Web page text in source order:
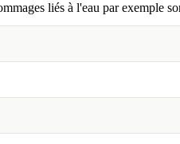
liés à l'eau par exemple